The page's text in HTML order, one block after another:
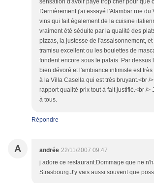
sensation d'avoir payé trop cher pour que
Dernièrement j'ai essayé l'Alambar rue du
vins qui fait également de la cuisine
vraiment été séduite par la qualité des
pizzas, la justesse de l'assaisonnement, et
tramisu excellent ou les boulettes de
fondent encore sous le palais. Par dessus
bien dévoré et l'ambiance intimiste est
à la Villa Casella qui est très bruyant.<br /
rapport qualité prix tout à fait justifié.<br />
à tous.
Répondre
A andrée 22/11/2007 09:47
j adore ce restaurant.Dommage que ne
Strasbourg.J'y vais aussi souvent que